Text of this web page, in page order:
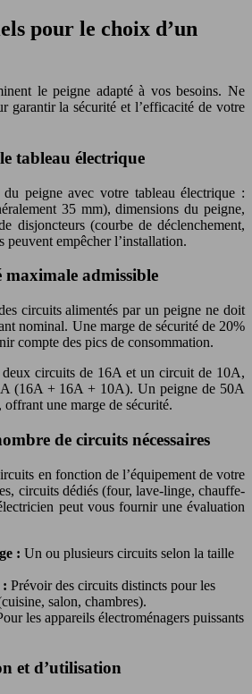
pour le choix d’un
le peigne adapté à vos besoins. Ne
garantir la sécurité et l’efficacité de votre
tableau électrique
peigne avec votre tableau électrique :
35 mm), dimensions du peigne,
disjoncteurs (courbe de déclenchement,
empêcher l’installation.
maximale admissible
circuits alimentés par un peigne ne doit
nominal. Une marge de sécurité de 20%
compte des pics de consommation.
deux circuits de 16A et un circuit de 10A,
(16A + 16A + 10A). Un peigne de 50A
une marge de sécurité.
de circuits nécessaires
en fonction de l’équipement de votre
circuits dédiés (four, lave-linge, chauffe-
peut vous fournir une évaluation
: Un ou plusieurs circuits selon la taille
: Prévoir des circuits distincts pour les
salon, chambres).
les appareils électroménagers puissants
et d’utilisation